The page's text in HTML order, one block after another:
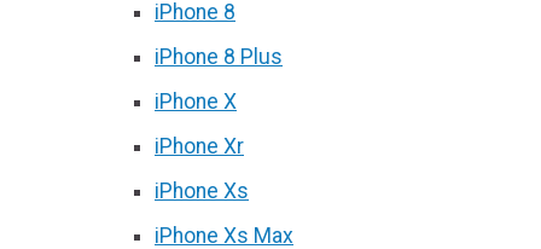
iPhone 8
iPhone 8 Plus
iPhone X
iPhone Xr
iPhone Xs
iPhone Xs Max